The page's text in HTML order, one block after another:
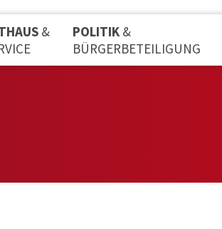
&
POLITIK &
BÜRGERBETEILIGUNG